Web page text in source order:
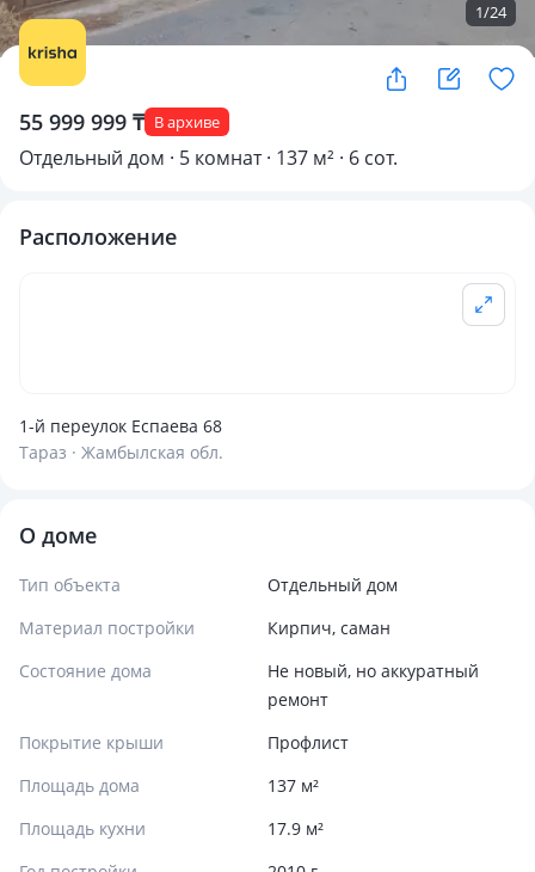
1/24
55 999 999 ₸ В архиве
Отдельный дом · 5 комнат · 137 м² · 6 сот.
Расположение
1-й переулок Еспаева 68
Тараз · Жамбылская обл.
О доме
Тип объекта
Отдельный дом
Материал постройки
Кирпич, саман
Состояние дома
Не новый, но аккуратный
ремонт
Покрытие крыши
Профлист
Площадь дома
137 м²
Площадь кухни
17.9 м²